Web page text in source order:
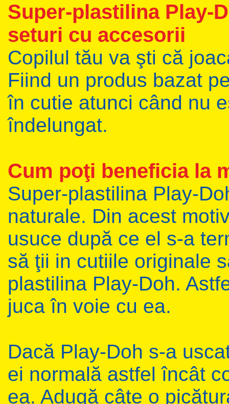
Super-plastilina Play-
seturi cu accesorii
Copilul tău va şti că
Fiind un produs bazat
în cutie atunci când nu
îndelungat.
Cum poţi beneficia la
Super-plastilina Play-
naturale. Din acest
usuce după ce el s-a
să ţii in cutiile originale
plastilina Play-Doh.
juca în voie cu ea.
Dacă Play-Doh s-a
ei normală astfel încât
ea. Adugă câte o